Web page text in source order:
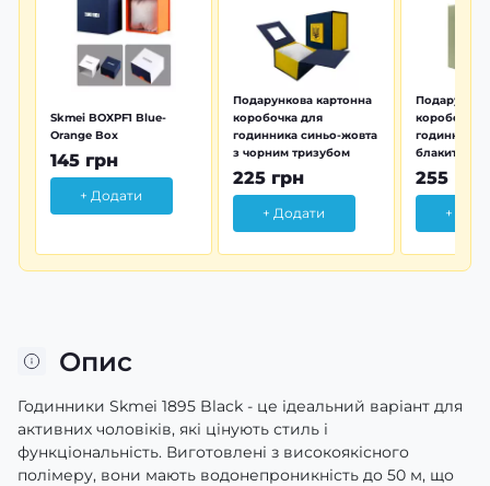
Skmei BOXPF1 Blue-
Orange Box
145 грн
+ Додати
Подарункова картонна
коробочка для
годинника синьо-жовта
з чорним тризубом
225 грн
+ Додати
коробочка
годинника
блакитна
255 грн
+
Опис
Годинники Skmei 1895 Black - це ідеальний варіант для
активних чоловіків, які цінують стиль і
функціональність. Виготовлені з високоякісного
полімеру, вони мають водонепроникність до 50 м, що